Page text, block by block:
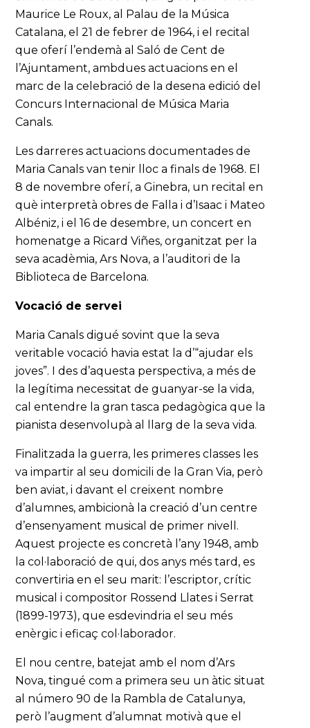
Maurice Le Roux, al Palau de la Música
Catalana, el 21 de febrer de 1964, i el recital
que oferí l’endemà al Saló de Cent de
l’Ajuntament, ambdues actuacions en el
marc de la celebració de la desena edició del
Concurs Internacional de Música Maria
Canals.
Les darreres actuacions documentades de
Maria Canals van tenir lloc a finals de 1968. El
8 de novembre oferí, a Ginebra, un recital en
què interpretà obres de Falla i d’Isaac i Mateo
Albéniz, i el 16 de desembre, un concert en
homenatge a Ricard Viñes, organitzat per la
seva acadèmia, Ars Nova, a l’auditori de la
Biblioteca de Barcelona.
Vocació de servei
Maria Canals digué sovint que la seva
veritable vocació havia estat la d’“ajudar els
joves”. I des d’aquesta perspectiva, a més de
la legítima necessitat de guanyar-se la vida,
cal entendre la gran tasca pedagògica que la
pianista desenvolupà al llarg de la seva vida.
Finalitzada la guerra, les primeres classes les
va impartir al seu domicili de la Gran Via, però
ben aviat, i davant el creixent nombre
d’alumnes, ambicionà la creació d’un centre
d’ensenyament musical de primer nivell.
Aquest projecte es concretà l’any 1948, amb
la col·laboració de qui, dos anys més tard, es
convertiria en el seu marit: l’escriptor, crític
musical i compositor Rossend Llates i Serrat
(1899-1973), que esdevindria el seu més
enèrgic i eficaç col·laborador.
El nou centre, batejat amb el nom d’Ars
Nova, tingué com a primera seu un àtic situat
al número 90 de la Rambla de Catalunya,
però l’augment d’alumnat motivà que el